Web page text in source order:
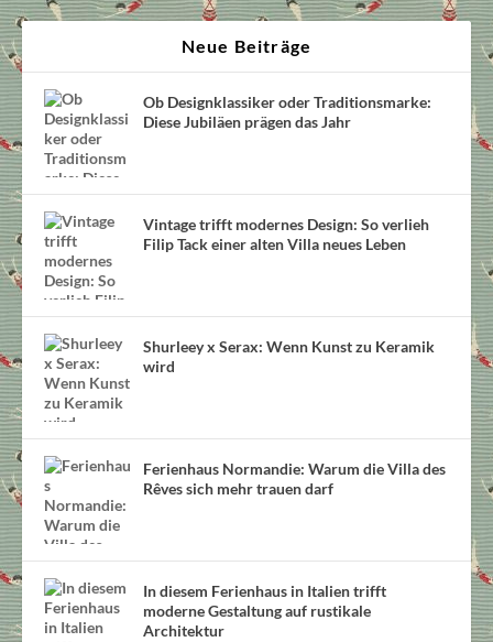
Neue Beiträge
Ob Designklassiker oder Traditionsmarke:
Diese Jubiläen prägen das Jahr
Vintage trifft modernes Design: So verlieh
Filip Tack einer alten Villa neues Leben
Shurleey x Serax: Wenn Kunst zu Keramik
wird
Ferienhaus Normandie: Warum die Villa des
Rêves sich mehr trauen darf
In diesem Ferienhaus in Italien trifft
moderne Gestaltung auf rustikale
Architektur